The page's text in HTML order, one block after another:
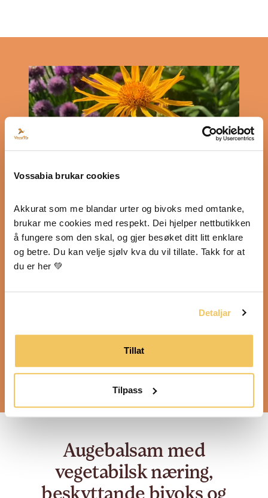
Vossabia brukar cookies
Akkurat som me blandar urter og bivoks med omtanke,
brukar me cookies med respekt. Dei hjelper nettbutikken
å fungere som den skal, og gjer besøket ditt litt enklare
og betre. Du kan velje sjølv kva du vil tillate. Takk for at
du er her 💚
Detaljar
Tillat
Tilpass
Bruksanvisning
det utover i handflata og smør deretter der
nattkrem i heile ansiktet), eller bruk finger til
å smøre over og under augene. Augebalsam
liten mengde for å kome langt.
Augebalsam med
vegetabilsk næring,